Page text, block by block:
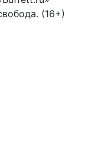
(16+)